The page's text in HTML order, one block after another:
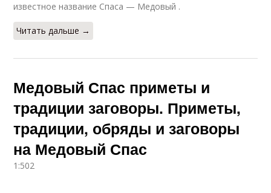
известное название Спаса — Медовый .
Читать дальше →
Медовый Спас приметы и
традиции заговоры. Приметы,
традиции, обряды и заговоры
на Медовый Спас
1:502